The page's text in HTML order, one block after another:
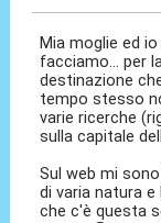
Mia moglie ed
facciamo... per
destinazione
tempo stesso
varie ricerche
sulla capitale
Sul web mi
di varia natura
che c'è questa